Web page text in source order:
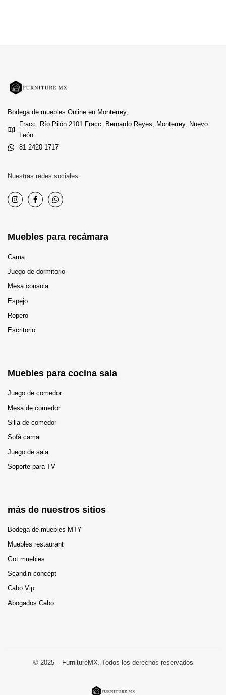
Bodega de muebles Online en Monterrey,
Fracc. Río Pilón 2101 Fracc. Bernardo Reyes, Monterrey, Nuevo
León
81 2420 1717
Nuestras redes sociales
Muebles para recámara
Cama
Juego de dormitorio
Mesa consola
Espejo
Ropero
Escritorio
Muebles para cocina sala
Juego de comedor
Mesa de comedor
Silla de comedor
Sofá cama
Juego de sala
Soporte para TV
más de nuestros sitios
Bodega de muebles MTY
Muebles restaurant
Got muebles
Scandin concept
Cabo Vip
Abogados Cabo
© 2025 – FurnitureMX. Todos los derechos reservados